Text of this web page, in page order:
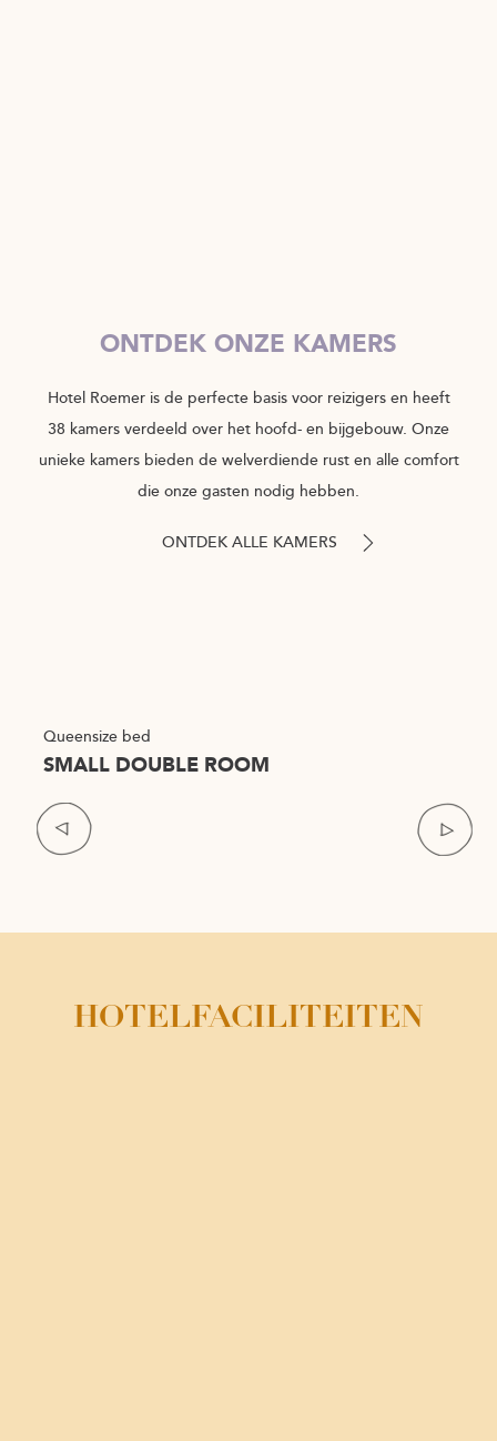
ONTDEK ONZE KAMERS
Hotel Roemer is de perfecte basis voor reizigers en heeft
38 kamers verdeeld over het hoofd- en bijgebouw. Onze
unieke kamers bieden de welverdiende rust en alle comfort
die onze gasten nodig hebben.
ONTDEK ALLE KAMERS
Queensize bed
SMALL DOUBLE ROOM
HOTELFACILITEITEN